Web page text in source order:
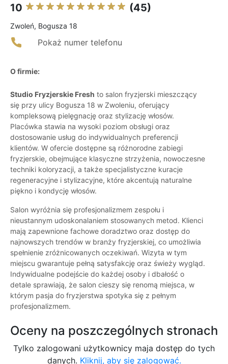
10 (45)
Zwoleń, Bogusza 18
Pokaż numer telefonu
O firmie:
Studio Fryzjerskie Fresh to salon fryzjerski mieszczący
się przy ulicy Bogusza 18 w Zwoleniu, oferujący
kompleksową pielęgnację oraz stylizację włosów.
Placówka stawia na wysoki poziom obsługi oraz
dostosowanie usług do indywidualnych preferencji
klientów. W ofercie dostępne są różnorodne zabiegi
fryzjerskie, obejmujące klasyczne strzyżenia, nowoczesne
techniki koloryzacji, a także specjalistyczne kuracje
regeneracyjne i stylizacyjne, które akcentują naturalne
piękno i kondycję włosów.
Salon wyróżnia się profesjonalizmem zespołu i
nieustannym udoskonalaniem stosowanych metod. Klienci
mają zapewnione fachowe doradztwo oraz dostęp do
najnowszych trendów w branży fryzjerskiej, co umożliwia
spełnienie zróżnicowanych oczekiwań. Wizyta w tym
miejscu gwarantuje pełną satysfakcję oraz świeży wygląd.
Indywidualne podejście do każdej osoby i dbałość o
detale sprawiają, że salon cieszy się renomą miejsca, w
którym pasja do fryzjerstwa spotyka się z pełnym
profesjonalizmem.
Oceny na poszczególnych stronach
Tylko zalogowani użytkownicy maja dostęp do tych
danych. Kliknij, aby się zalogować.